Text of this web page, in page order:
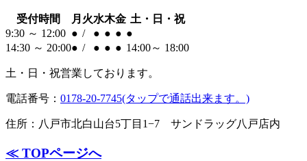
受付時間 月 火水木金 土・日・祝
9:30 ～ 12:00 ● / ● ● ● ●
14:30 ～ 20:00● / ● ● ● 14:00～ 18:00
土・日・祝営業しております。
電話番号： 0178-20-7745(タップで通話出来ます。)
住所： 八戸市北白山台5丁目1−7 サンドラッグ八戸店内
≪ TOPページへ